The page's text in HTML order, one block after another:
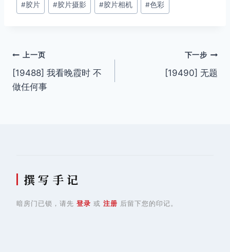
标
#胶片 #胶片摄影 #胶片相机 #色彩
文
章
上一页
[19488] 我看晚霞时 不
做任何事
下一步
[19490] 无题
撰 写 手 记
暗房门已锁，请先 登录 或 注册 后留下您的印记。